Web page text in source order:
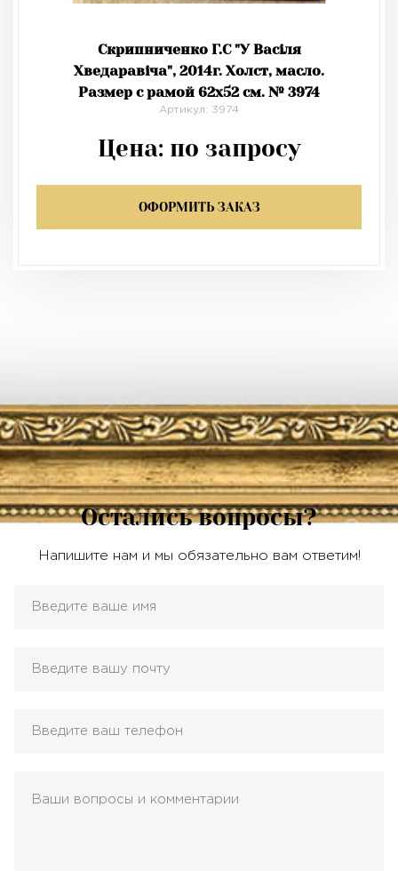
Скрипниченко Г.С "У Васіля
Хведаравіча", 2014г. Холст, масло.
Размер с рамой 62х52 см. № 3974
Артикул: 3974
Цена: по запросу
ОФОРМИТЬ ЗАКАЗ
Остались вопросы?
Напишите нам и мы обязательно вам ответим!